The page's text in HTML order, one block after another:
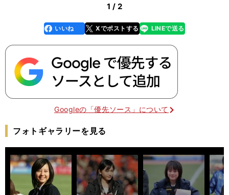
1 / 2
faceboo
k
いいね Xでポストする
line LINEで送る
Googleの「優先ソース」について
フォトギャラリーを見る